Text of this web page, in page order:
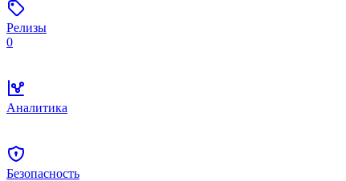
Релизы
0
Аналитика
Безопасность